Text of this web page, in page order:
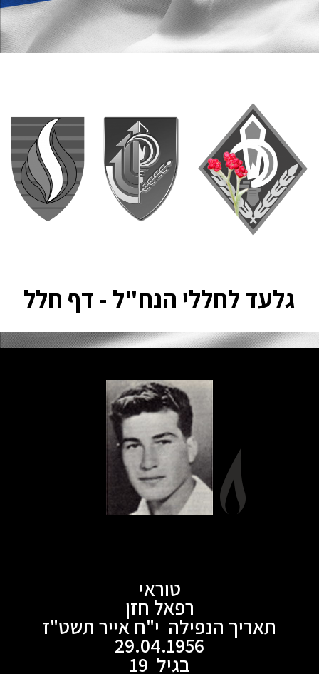
גלעד לחללי הנח"ל - דף חלל
טוראי
רפאל חזן
תאריך הנפילה י"ח אייר תשט"ז
29.04.1956
בגיל 19